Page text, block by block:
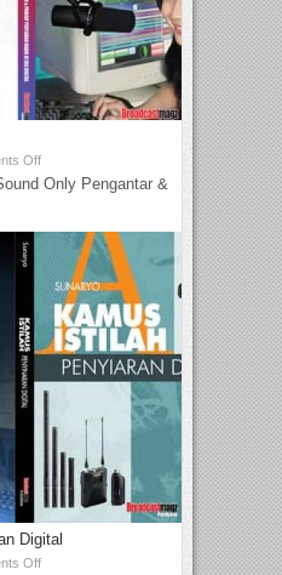
Off
Only Pengantar &
Digital
Off